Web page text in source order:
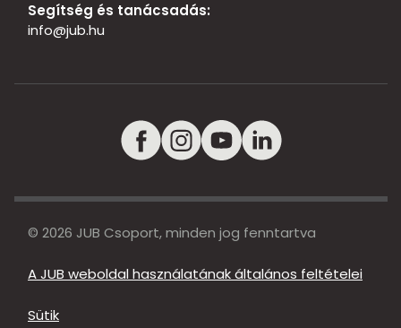
Segítség és tanácsadás:
info@jub.hu
© 2026 JUB Csoport, minden jog fenntartva
A JUB weboldal használatának általános feltételei
Sütik